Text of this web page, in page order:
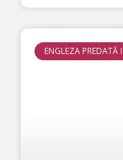
ENGLEZA PREDATĂ